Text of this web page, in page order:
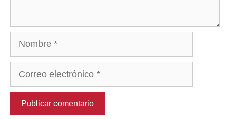
Nombre
Correo